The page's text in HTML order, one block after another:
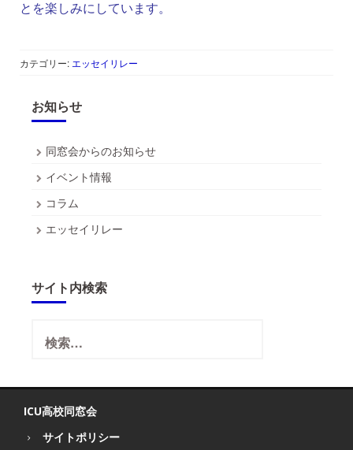
とを楽しみにしています。
カテゴリー: エッセイリレー
お知らせ
同窓会からのお知らせ
イベント情報
コラム
エッセイリレー
サイト内検索
索:
ICU高校同窓会
サイトポリシー